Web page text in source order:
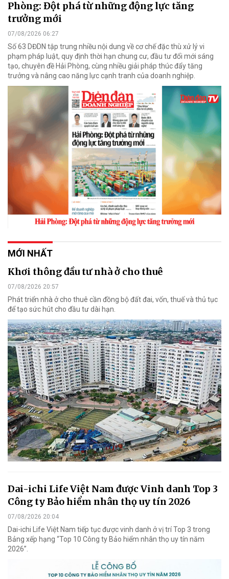
Phòng: Đột phá từ những động lực tăng
trưởng mới
07/08/2026 06:27
Số 63 DĐDN tập trung nhiều nội dung về cơ chế đặc thù xử lý vi
phạm pháp luật, quy định thời hạn chung cư, đầu tư đổi mới sáng
tạo, chuyên đề Hải Phòng, cùng nhiều giải pháp thúc đẩy tăng
trưởng và nâng cao năng lực cạnh tranh của doanh nghiệp.
MỚI NHẤT
Khơi thông đầu tư nhà ở cho thuê
07/08/2026 20:57
Phát triển nhà ở cho thuê cần đồng bộ đất đai, vốn, thuế và thủ tục
để tạo sức hút cho đầu tư dài hạn.
Dai-ichi Life Việt Nam được Vinh danh Top 3
Công ty Bảo hiểm nhân thọ uy tín 2026
07/08/2026 20:04
Dai-ichi Life Việt Nam tiếp tục được vinh danh ở vị trí Top 3 trong
Bảng xếp hạng “Top 10 Công ty Bảo hiểm nhân thọ uy tín năm
2026”.